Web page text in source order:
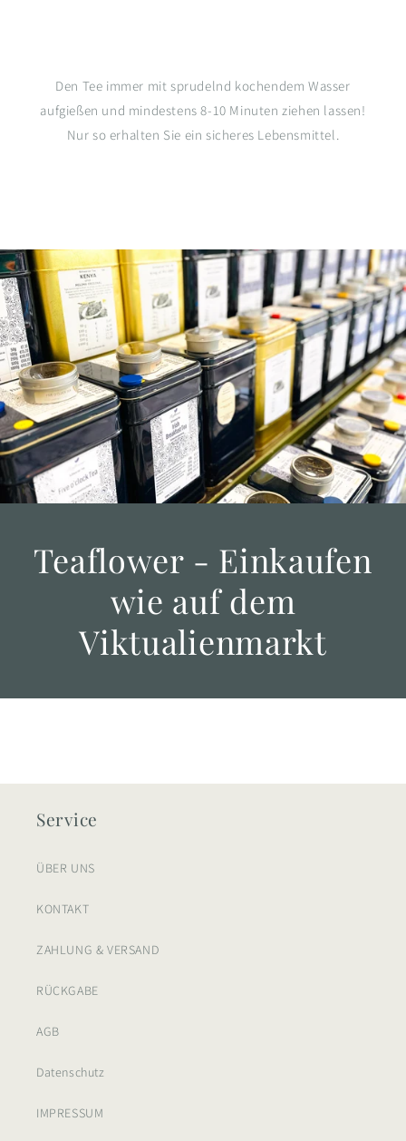
Den Tee immer mit sprudelnd kochendem Wasser
aufgießen und mindestens 8-10 Minuten ziehen lassen!
Nur so erhalten Sie ein sicheres Lebensmittel.
Teaflower - Einkaufen
wie auf dem
Viktualienmarkt
Service
ÜBER UNS
KONTAKT
ZAHLUNG & VERSAND
RÜCKGABE
AGB
Datenschutz
IMPRESSUM